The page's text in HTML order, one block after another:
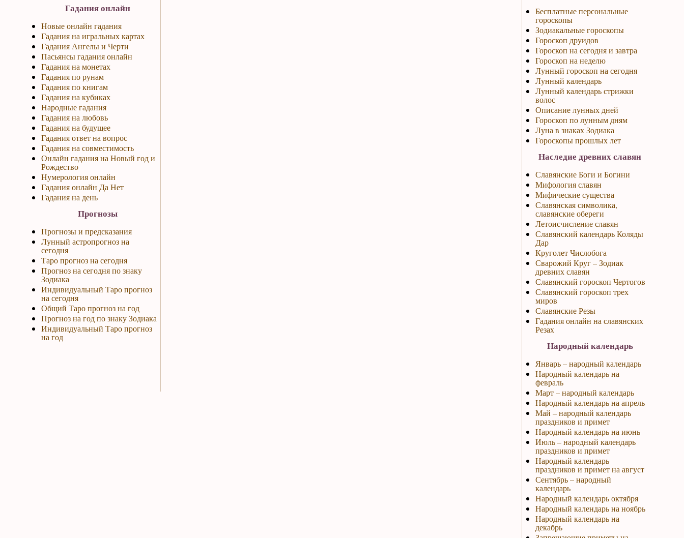
Гадания онлайн
Новые онлайн гадания
Гадания на игральных картах
Гадания Ангелы и Черти
Пасьянсы гадания онлайн
Гадания на монетах
Гадания по рунам
Гадания по книгам
Гадания на кубиках
Народные гадания
Гадания на любовь
Гадания на будущее
Гадания ответ на вопрос
Гадания на совместимость
Онлайн гадания на Новый год и
Рождество
Нумерология онлайн
Гадания онлайн Да Нет
Гадания на день
Прогнозы
Прогнозы и предсказания
Лунный астропрогноз на
сегодня
Таро прогноз на сегодня
Прогноз на сегодня по знаку
Зодиака
Индивидуальный Таро прогноз
на сегодня
Общий Таро прогноз на год
Прогноз на год по знаку Зодиака
Индивидуальный Таро прогноз
на год
Бесплатные персональные
гороскопы
Зодиакальные гороскопы
Гороскоп друидов
Гороскоп на сегодня и завтра
Гороскоп на неделю
Лунный гороскоп на сегодня
Лунный календарь
Лунный календарь стрижки
волос
Описание лунных дней
Гороскоп по лунным дням
Луна в знаках Зодиака
Гороскопы прошлых лет
Наследие древних славян
Славянские Боги и Богини
Мифология славян
Мифические существа
Славянская символика,
славянские обереги
Летоисчисление славян
Славянский календарь Коляды
Дар
Круголет Числобога
Сварожий Круг – Зодиак
древних славян
Славянский гороскоп Чертогов
Славянский гороскоп трех
миров
Славянские Резы
Гадания онлайн на славянских
Резах
Народный календарь
Январь – народный календарь
Народный календарь на
февраль
Март – народный календарь
Народный календарь на апрель
Май – народный календарь
праздников и примет
Народный календарь на июнь
Июль – народный календарь
праздников и примет
Народный календарь
праздников и примет на август
Сентябрь – народный
календарь
Народный календарь октября
Народный календарь на ноябрь
Народный календарь на
декабрь